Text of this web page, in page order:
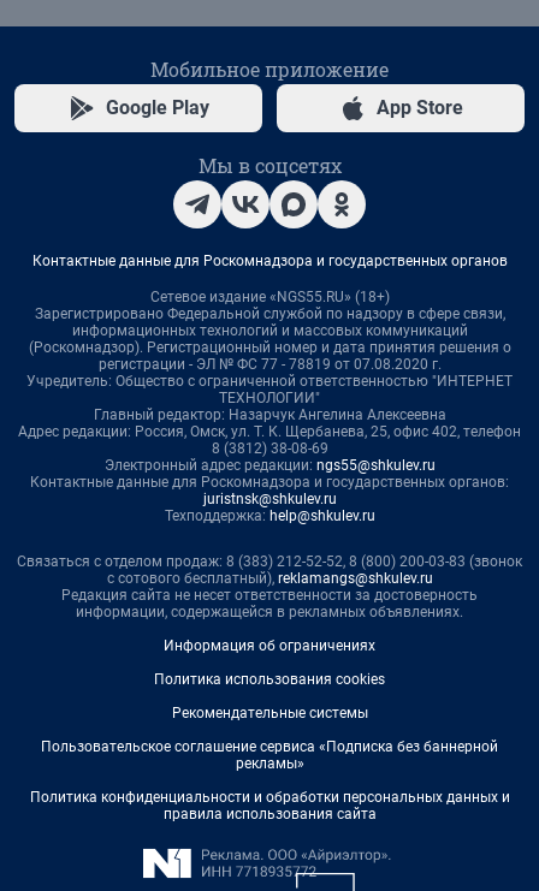
Мобильное приложение
Google Play App Store
Мы в соцсетях
Контактные данные для Роскомнадзора и государственных органов
Сетевое издание «NGS55.RU» (18+)
Зарегистрировано Федеральной службой по надзору в сфере связи,
информационных технологий и массовых коммуникаций
(Роскомнадзор). Регистрационный номер и дата принятия решения о
регистрации - ЭЛ № ФС 77 - 78819 от 07.08.2020 г.
Учредитель: Общество с ограниченной ответственностью "ИНТЕРНЕТ
ТЕХНОЛОГИИ"
Главный редактор: Назарчук Ангелина Алексеевна
Адрес редакции: Россия, Омск, ул. Т. К. Щербанева, 25, офис 402, телефон
8 (3812) 38-08-69
Электронный адрес редакции: ngs55@shkulev.ru
Контактные данные для Роскомнадзора и государственных органов:
juristnsk@shkulev.ru
Техподдержка: help@shkulev.ru
Связаться с отделом продаж: 8 (383) 212-52-52, 8 (800) 200-03-83 (звонок
с сотового бесплатный), reklamangs@shkulev.ru
Редакция сайта не несет ответственности за достоверность
информации, содержащейся в рекламных объявлениях.
Информация об ограничениях
Политика использования cookies
Рекомендательные системы
Пользовательское соглашение сервиса «Подписка без баннерной
рекламы»
Политика конфиденциальности и обработки персональных данных и
правила использования сайта